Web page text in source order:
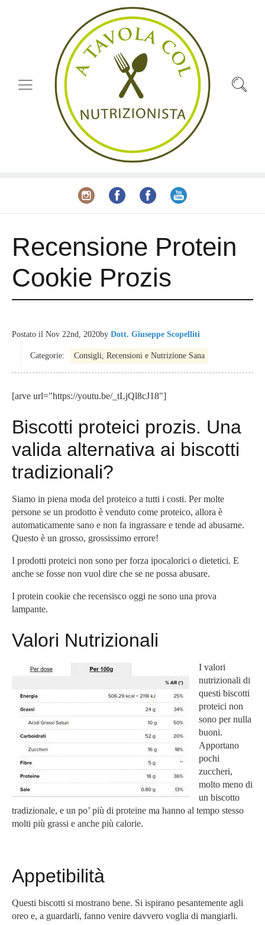
Recensione Protein
Cookie Prozis
Postato il Nov 22nd, 2020by Dott. Giuseppe Scopelliti
Categorie: Consigli, Recensioni e Nutrizione Sana
[arve url="https://youtu.be/_tLjQl8cJ18"]
Biscotti proteici prozis. Una
valida alternativa ai biscotti
tradizionali?
Siamo in piena moda del proteico a tutti i costi. Per molte
persone se un prodotto è venduto come proteico, allora è
automaticamente sano e non fa ingrassare e tende ad abusarne.
Questo è un grosso, grossissimo errore!
I prodotti proteici non sono per forza ipocalorici o dietetici. E
anche se fosse non vuol dire che se ne possa abusare.
I protein cookie che recensisco oggi ne sono una prova
lampante.
Valori Nutrizionali
I valori
nutrizionali di
questi biscotti
proteici non
sono per nulla
buoni.
Apportano
pochi
zuccheri,
molto meno di
un biscotto
tradizionale, e un po’ più di proteine ma hanno al tempo stesso
molti più grassi e anche più calorie.
Appetibilità
Questi biscotti si mostrano bene. Si ispirano pesantemente agli
oreo e, a guardarli, fanno venire davvero voglia di mangiarli.